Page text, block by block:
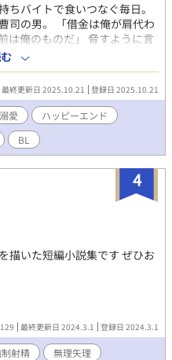
バイトで食いつなぐ毎日。
の男。 「借金は俺が肩代わ
は俺のものだ」 脅すように言
しいし、甘すぎる……！ 高級
けば看病してくれたり、これ
な!? 借金から始まる強制同居
。 冷酷な御曹司 × 借金持ち
場なし!? 短編小説です。サ
す。
最終更新日 2025.10.21 登録日 2025.10.21
溺愛
ハッピーエンド
BL
4
描いた短編小説集です ぜひお
最終更新日 2024.3.1 登録日 2024.3.1
射精
無理矢理